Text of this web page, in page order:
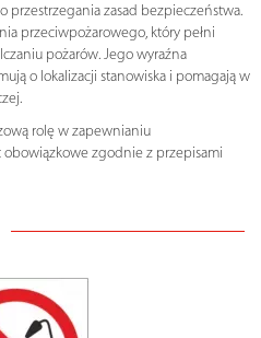
przestrzegania zasad bezpieczeństwa.
przeciwpożarowego, który pełni
pożarów. Jego wyraźna
o lokalizacji stanowiska i pomagają w
rolę w zapewnianiu
obowiązkowe zgodnie z przepisami